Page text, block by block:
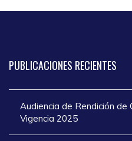
PUBLICACIONES RECIENTES
Audiencia de Rendición de
Vigencia 2025